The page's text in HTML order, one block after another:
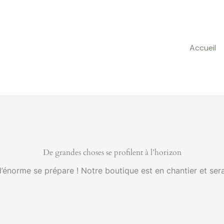
Accueil
De grandes choses se profilent à l’horizon
se prépare ! Notre boutique est en chantier et